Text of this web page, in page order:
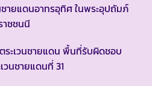
ยแดนอาทรอุทิศ ในพระอุปถัมภ์
ชชนนี
ะเวนชายแดน พื้นที่รับผิดชอบ
วนชายแดนที่ 31